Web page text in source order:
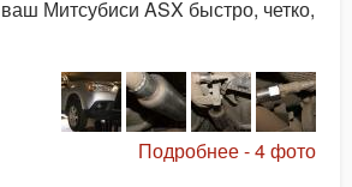
Митсубиси ASX быстро, четко,
Подробнее - 4 фото